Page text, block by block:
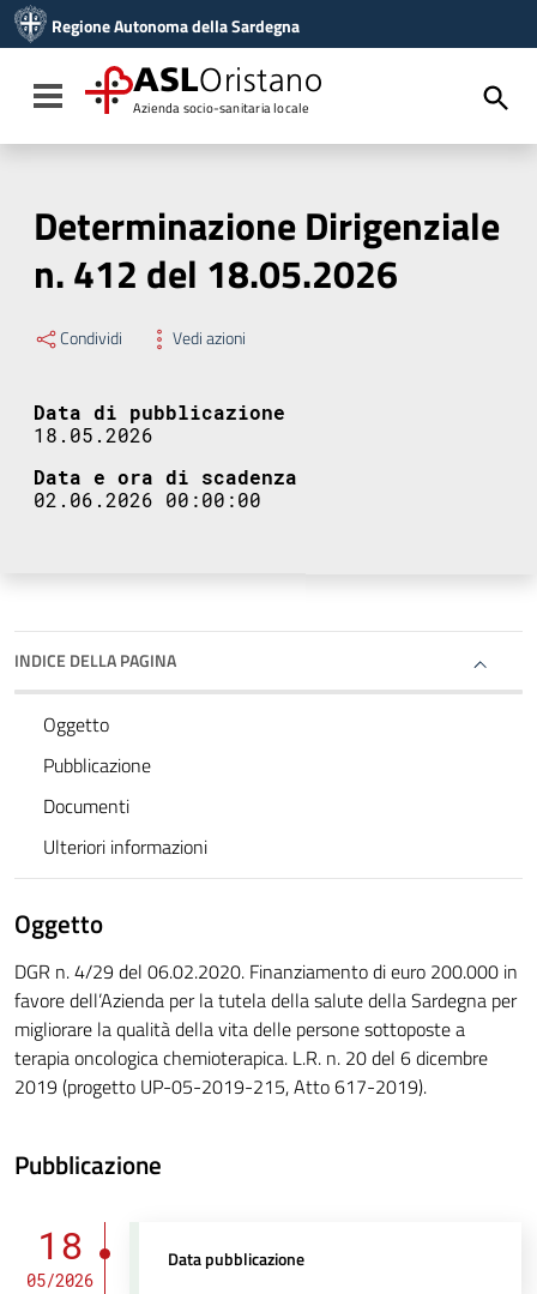
Vai al menu di navigazione
Vai al footer
Regione Autonoma della Sardegna
Toggle navigation
ASLOristano
Azienda socio-sanitaria locale
Determinazione Dirigenziale
n. 412 del 18.05.2026
Condividi Vedi azioni
Data di pubblicazione
18.05.2026
Data e ora di scadenza
02.06.2026 00:00:00
INDICE DELLA PAGINA
Oggetto
Pubblicazione
Documenti
Ulteriori informazioni
Oggetto
DGR n. 4/29 del 06.02.2020. Finanziamento di euro 200.000 in
favore dell’Azienda per la tutela della salute della Sardegna per
migliorare la qualità della vita delle persone sottoposte a
terapia oncologica chemioterapica. L.R. n. 20 del 6 dicembre
2019 (progetto UP-05-2019-215, Atto 617-2019).
Pubblicazione
18
05/2026
Data pubblicazione